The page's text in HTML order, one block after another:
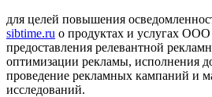
для целей повышения
sibtime.ru о продуктах и услугах
предоставления релевантной
оптимизации рекламы, исполнения
проведение рекламных кампаний и
исследований.